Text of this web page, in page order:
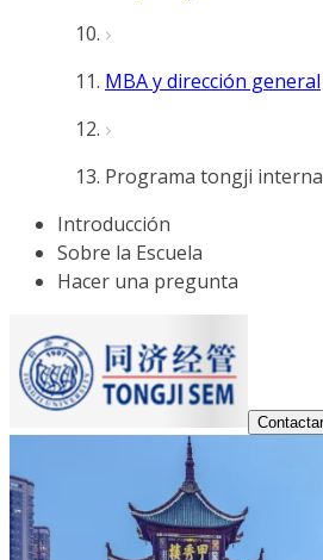
MBA y dirección general
Programa tongji
Introducción
Sobre la Escuela
Hacer una pregunta